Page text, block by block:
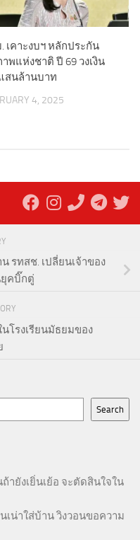
เคาะงบฯ หลักประกัน
พแห่งชาติ ปี 69 วงเงิน
สนล้านบาท
4, 2025
รทสช. เปลี่ยนเจ้าของ
คบิ๊กตู่
โรงเรียนมัธยมของ
Search
ายังเยิ่นเย้อ จะตัดสินใจใน
เน่าใส่บ้าน วิงวอนขอความ